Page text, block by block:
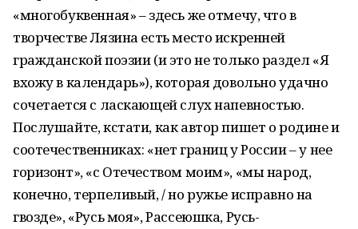
«многобуквенная» – здесь же отмечу, что в
творчестве Лязина есть место искренней
гражданской поэзии (и это не только раздел «Я
вхожу в календарь»), которая довольно удачно
сочетается с ласкающей слух напевностью.
Послушайте, кстати, как автор пишет о родине и
соотечественниках: «нет границ у России – у нее
горизонт», «с Отечеством моим», «мы народ,
конечно, терпеливый, / но ружье исправно на
гвозде», «Русь моя», Рассеюшка, Русь-